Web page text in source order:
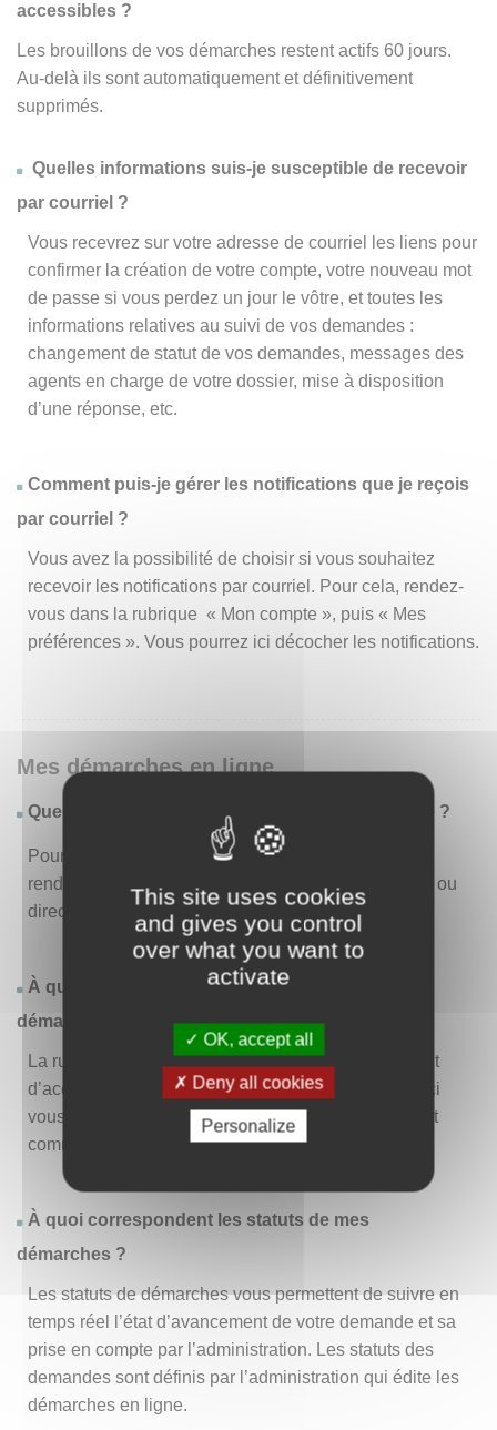
This site uses cookies
and gives you control
over what you want to
activate
OK, accept all
Deny all cookies
Personalize
accessibles ?
Les brouillons de vos démarches restent actifs 60 jours.
Au-delà ils sont automatiquement et définitivement
supprimés.
Quelles informations suis-je susceptible de recevoir
par courriel ?
Vous recevrez sur votre adresse de courriel les liens pour
confirmer la création de votre compte, votre nouveau mot
de passe si vous perdez un jour le vôtre, et toutes les
informations relatives au suivi de vos demandes :
changement de statut de vos demandes, messages des
agents en charge de votre dossier, mise à disposition
d’une réponse, etc.
Comment puis-je gérer les notifications que je reçois
par courriel ?
Vous avez la possibilité de choisir si vous souhaitez
recevoir les notifications par courriel. Pour cela, rendez-
vous dans la rubrique « Mon compte », puis « Mes
préférences ». Vous pourrez ici décocher les notifications.
Mes démarches en ligne
Quelles sont les démarches disponibles en ligne ?
Pour consulter la liste des démarches disponibles,
rendez-vous dans le menu « Liste des démarches » ou
directement en page d’accueil.
À quoi correspond la rubrique « Effectuer une
démarche » ?
La rubrique « Effectuer une démarche » vous permet
d’accéder à la liste des démarches disponibles. D’ici
vous pouvez choisir la démarche vous intéressant et
commencer à la remplir en un clic.
À quoi correspondent les statuts de mes
démarches ?
Les statuts de démarches vous permettent de suivre en
temps réel l’état d’avancement de votre demande et sa
prise en compte par l’administration. Les statuts des
demandes sont définis par l’administration qui édite les
démarches en ligne.